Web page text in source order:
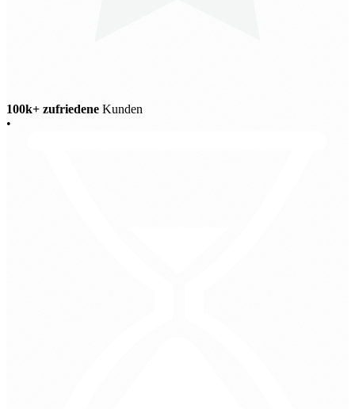
100k+ zufriedene Kunden
•